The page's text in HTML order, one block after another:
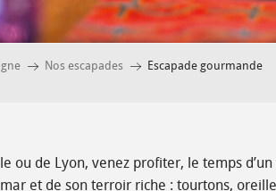
Nos escapades Escapade gourmande
ou de Lyon, venez profiter, le temps
et de son terroir riche : tourtons,